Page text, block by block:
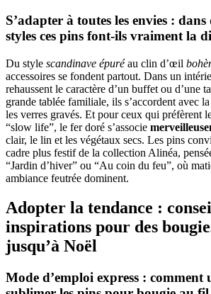
S’adapter à toutes les envies : dans
styles ces pins font-ils vraiment la
Du style scandinave épuréau clin d’œil
accessoires se fondent partout. Dans un
rehaussent le caractère d’un buffet ou d’une
grande tablée familiale, ils s’accordent avec
les verres gravés. Et pour ceux qui préfèrent
“slow life”, le fer doré s’associe
clair, le lin et les végétaux secs. Les pins
cadre plus festif de la collection Alinéa,
“Jardin d’hiver” ou “Au coin du feu”, où
ambiance feutrée dominent.
Adopter la tendance :
inspirations pour des
jusqu’à Noël
Mode d’emploi express : comment